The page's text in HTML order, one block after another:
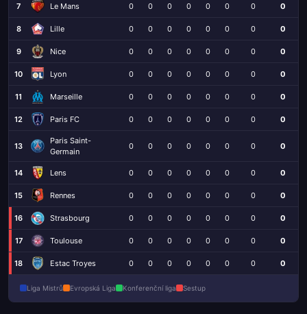
7 Le Mans 0 0 0 0 0 0 0 0
8 Lille 0 0 0 0 0 0 0 0
9 Nice 0 0 0 0 0 0 0 0
10 Lyon 0 0 0 0 0 0 0 0
11 Marseille 0 0 0 0 0 0 0 0
12 Paris FC 0 0 0 0 0 0 0 0
13
Paris Saint-
Germain
0 0 0 0 0 0 0 0
14 Lens 0 0 0 0 0 0 0 0
15 Rennes 0 0 0 0 0 0 0 0
16 Strasbourg 0 0 0 0 0 0 0 0
17 Toulouse 0 0 0 0 0 0 0 0
18 Estac Troyes 0 0 0 0 0 0 0 0
Liga Mistrů Evropská Liga Konferenční liga Sestup